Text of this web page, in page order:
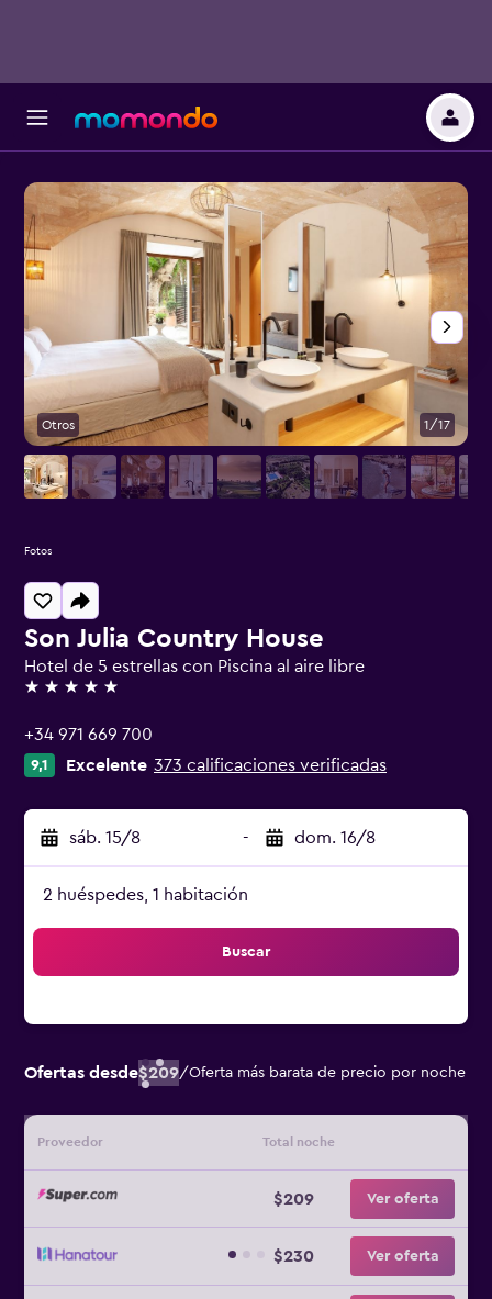
Son Julia Country House
Hotel de 5 estrellas con Piscina al aire libre
5 estrellas
+34 971 669 700
9,1 Excelente 373 calificaciones verificadas
sáb. 15/8 - dom. 16/8
2 huéspedes, 1 habitación
Buscar
Ofertas desde$209/Oferta más barata de precio por noche
Proveedor Total noche
$209 Ver oferta
$230 Ver oferta
Otros 1/17
Fotos